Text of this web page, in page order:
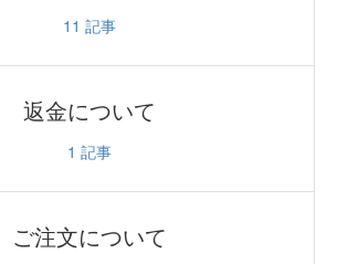
11 記事
返金について
1 記事
ご注文について